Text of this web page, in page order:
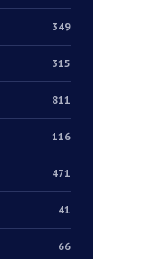
349
315
811
116
471
41
66